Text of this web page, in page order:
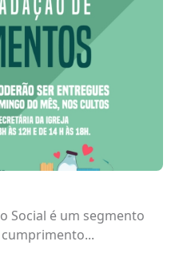
Social é um segmento